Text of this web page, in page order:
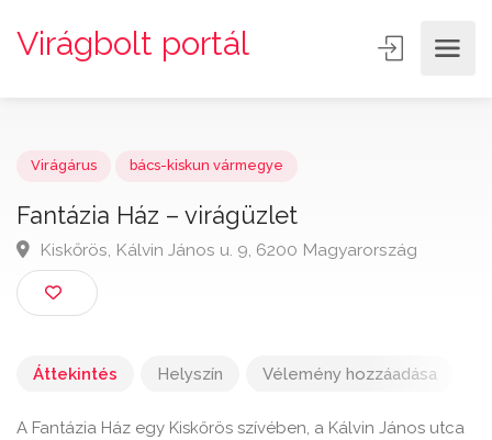
Virágbolt portál
Fantázia Ház – virágüzlet
Kiskőrös, Kálvin János u. 9, 6200 Magyarország
Áttekintés Helyszín Vélemény hozzáadása
A Fantázia Ház egy Kiskőrös szívében, a Kálvin János utca